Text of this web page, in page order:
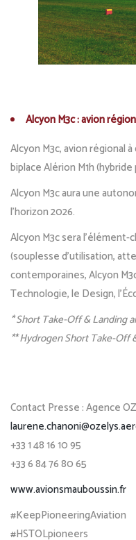
Alcyon M3c : avion
Alcyon M3c, avion régional
biplace Alérion M1h
Alcyon M3c aura une
l’horizon 2026.
Alcyon M3c sera
(souplesse d’utilisation,
contemporaines, Alcyon
Technologie, le Design,
* Short Take-Off & Landing
** Hydrogen Short Take-Off
Contact Presse :Agence
+33 1 48 16 10 95
+33 6 84 76 80 65
www.avionsmauboussin.fr
#KeepPioneeringAviation
#HSTOLpioneers